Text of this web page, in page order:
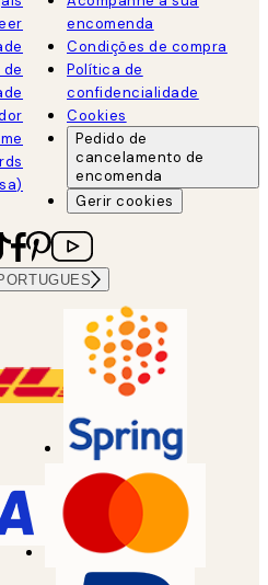
encomenda
Condições de compra
Política de
confidencialidade
Cookies
Pedido de
cancelamento de
encomenda
Gerir cookies